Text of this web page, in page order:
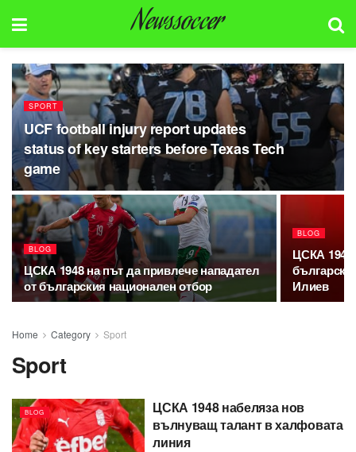
Newssoccer
SPORT
UCF football injury report updates
status of key starters before Texas Tech
game
BLOG
ЦСКА 1948 на път да привлече нападател
от българския национален отбор
BLOG
ЦСКА 1948
Илиев
Home Category Sport
Sport
BLOG
ЦСКА 1948 набеляза нов
вълнуващ талант в халфовата
линия